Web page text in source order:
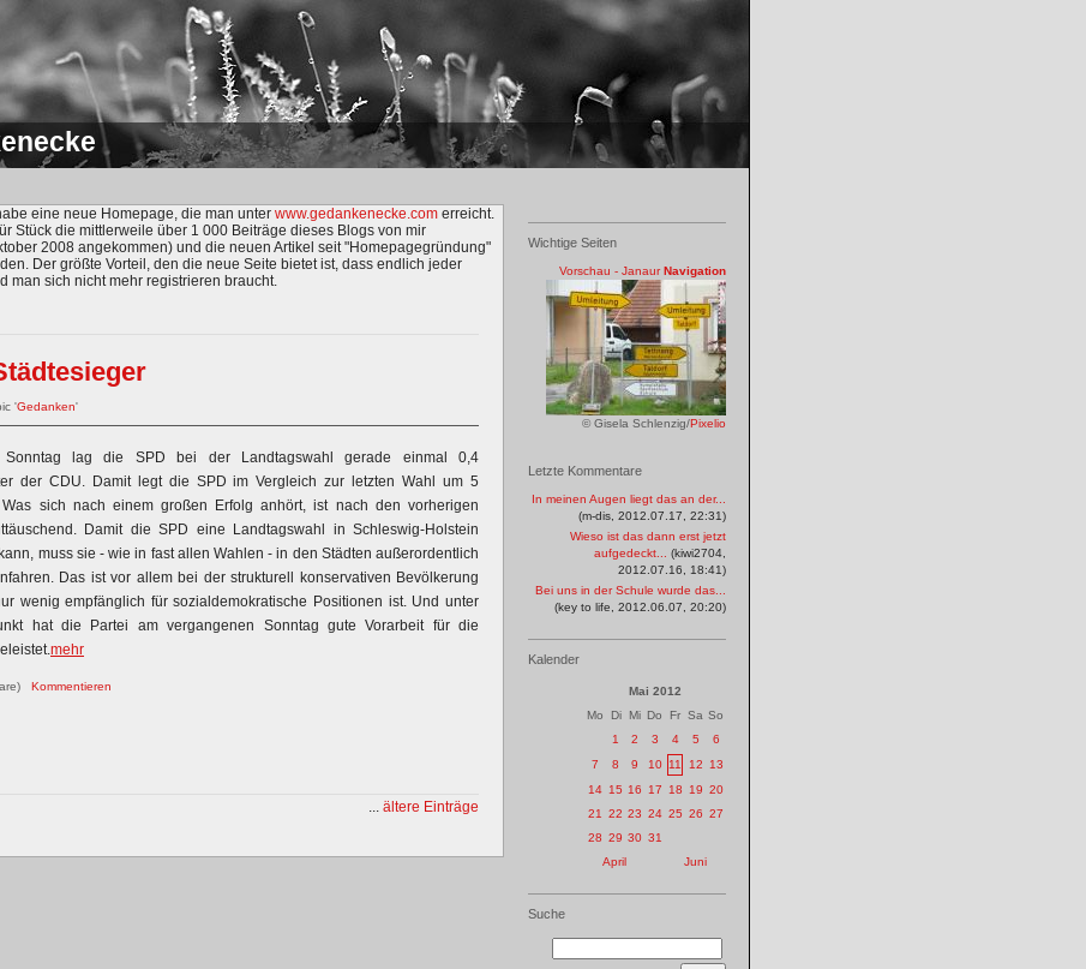
eine neue Homepage, die man unter www.gedankenecke.com erreicht.
Stück die mittlerweile über 1 000 Beiträge dieses Blogs von mir
2008 angekommen) und die neuen Artikel seit "Homepagegründung"
Der größte Vorteil, den die neue Seite bietet ist, dass endlich jeder
man sich nicht mehr registrieren braucht.
'Gedanken'
Sonntag lag die SPD bei der Landtagswahl gerade einmal 0,4
der CDU. Damit legt die SPD im Vergleich zur letzten Wahl um 5
Was sich nach einem großen Erfolg anhört, ist nach den vorherigen
Damit die SPD eine Landtagswahl in Schleswig-Holstein
muss sie - wie in fast allen Wahlen - in den Städten außerordentlich
Das ist vor allem bei der strukturell konservativen Bevölkerung
wenig empfänglich für sozialdemokratische Positionen ist. Und unter
hat die Partei am vergangenen Sonntag gute Vorarbeit für die
mehr
Kommentieren
... ältere Einträge
Wichtige Seiten
Vorschau - Janaur Navigation
© Gisela Schlenzig/Pixelio
Letzte Kommentare
In meinen Augen liegt das an der...
(m-dis, 2012.07.17, 22:31)
Wieso ist das dann erst jetzt
aufgedeckt...
(kiwi2704,
2012.07.16, 18:41)
Bei uns in der Schule wurde das...
(key to life, 2012.06.07, 20:20)
Kalender
Mai 2012
Mo
Di Mi Do Fr Sa So
1
2 3 4 5
6
7
8 9 10 11 12
13
14 15 16 17 18 19 20
21
22 23 24 25 26 27
28 29 30 31
April
Juni
Suche